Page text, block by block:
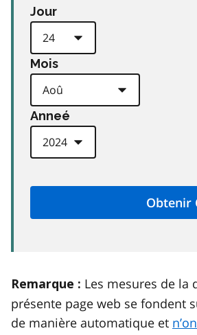
Jour
Mois
Anneé
Remarque : Les mesures de la
présente page web se fondent
de manière automatique et